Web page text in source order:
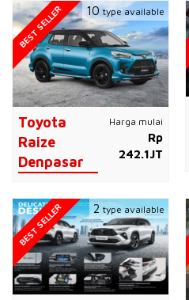
Toyota
Raize
Denpasar
Harga mulai
Rp
242.1JT
BEST SELLER 10 type available
BEST SELLER 2type available